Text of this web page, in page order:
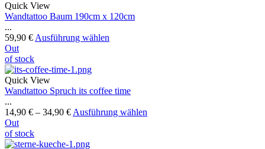
Quick View
Wandtattoo Baum 190cm x 120cm
...
59,90 € Ausführung wählen
Out
of stock
Quick View
Wandtattoo Spruch its coffee time
...
14,90 € – 34,90 € Ausführung wählen
Out
of stock